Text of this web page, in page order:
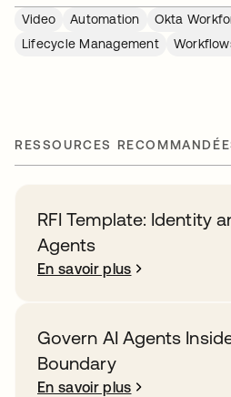
Video
Automation
Okta
Lifecycle Management
RESSOURCES
RFI Template: Identity
Agents
En savoir plus
Govern AI Agents
Boundary
En savoir plus